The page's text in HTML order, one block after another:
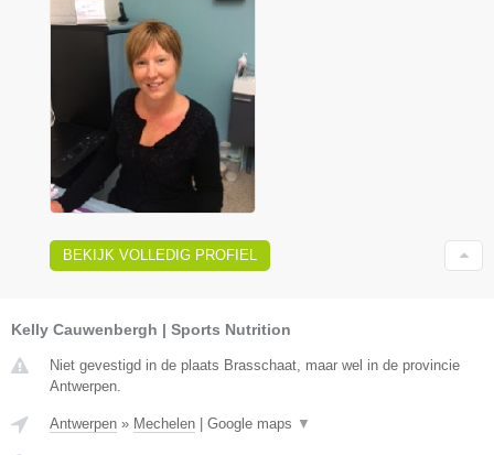
BEKIJK VOLLEDIG PROFIEL
Kelly Cauwenbergh | Sports Nutrition
Niet gevestigd in de plaats Brasschaat, maar wel in de provincie
Antwerpen.
Antwerpen » Mechelen Google maps ▼